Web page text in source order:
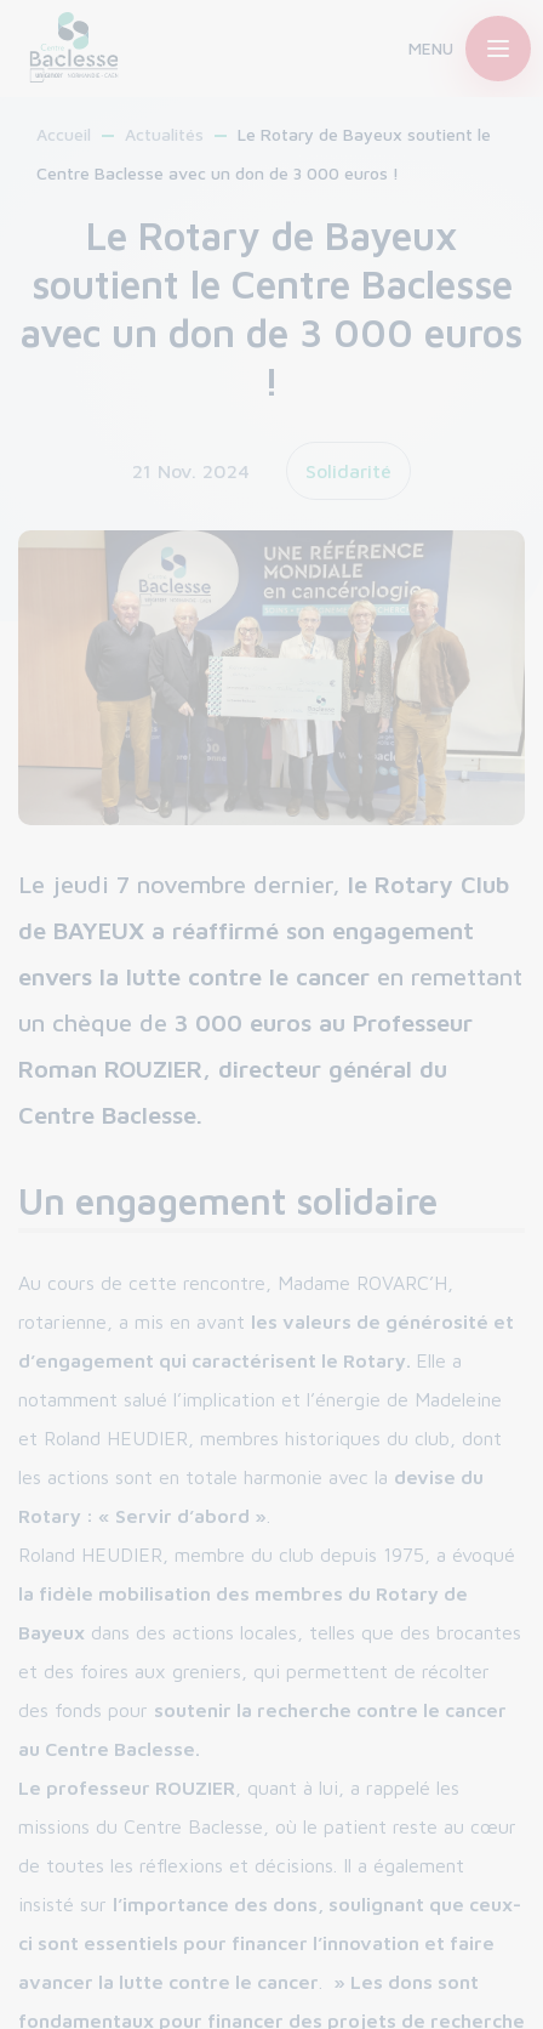
MENU
Accueil Actualités
Le Rotary de Bayeux soutient le
Centre Baclesse avec un don de 3 000 euros !
Le Rotary de Bayeux
soutient le Centre Baclesse
avec un don de 3 000 euros
!
21 Nov. 2024 Solidarité
Le jeudi 7 novembre dernier, le Rotary Club
de BAYEUX a réaffirmé son engagement
envers la lutte contre le cancer en remettant
un chèque de 3 000 euros au Professeur
Roman ROUZIER, directeur général du
Centre Baclesse.
Un engagement solidaire
Au cours de cette rencontre, Madame ROVARC’H,
rotarienne, a mis en avant les valeurs de générosité et
d’engagement qui caractérisent le Rotary. Elle a
notamment salué l’implication et l’énergie de Madeleine
et Roland HEUDIER, membres historiques du club, dont
les actions sont en totale harmonie avec la devise du
Rotary : « Servir d’abord »
Roland HEUDIER, membre du club depuis 1975, a évoqué
la fidèle mobilisation des membres du Rotary de
Bayeux dans des actions locales, telles que des brocantes
et des foires aux greniers, qui permettent de récolter
des fonds pour soutenir la recherche contre le cancer
au Centre Baclesse.
Le professeur ROUZIER , quant à lui, a rappelé les
missions du Centre Baclesse, où le patient reste au cœur
de toutes les réflexions et décisions. Il a également
insisté sur l’importance des dons, soulignant que ceux-
ci sont essentiels pour financer l’innovation et faire
avancer la lutte contre le cancer
» Les dons sont
fondamentaux pour financer des projets de recherche